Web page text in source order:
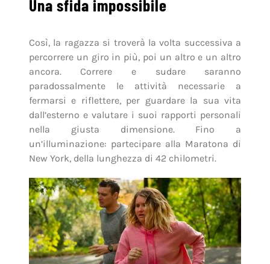
Una sfida impossibile
Così, la ragazza si troverà la volta successiva a
percorrere un giro in più, poi un altro e un altro
ancora. Correre e sudare saranno
paradossalmente le attività necessarie a
fermarsi e riflettere, per guardare la sua vita
dall’esterno e valutare i suoi rapporti personali
nella giusta dimensione. Fino a
un’illuminazione: partecipare alla Maratona di
New York, della lunghezza di 42 chilometri.